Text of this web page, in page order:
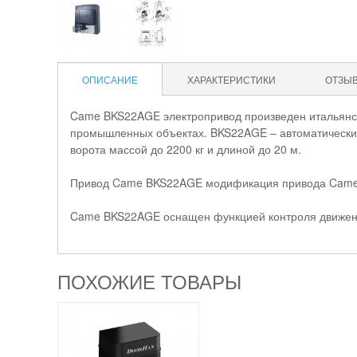
ОПИСАНИЕ ХАРАКТЕРИСТИКИ
Came BKS22AGE электропривод произведен
промышленных объектах. BKS22AGE –
ворота массой до 2200 кг и длиной до 20 м.
Привод Came BKS22AGE модификация привода
Came BKS22AGE оснащен функцией контроля
ПОХОЖИЕ ТОВАРЫ